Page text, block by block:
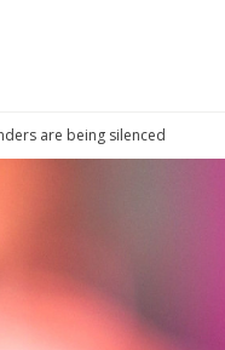
are being silenced